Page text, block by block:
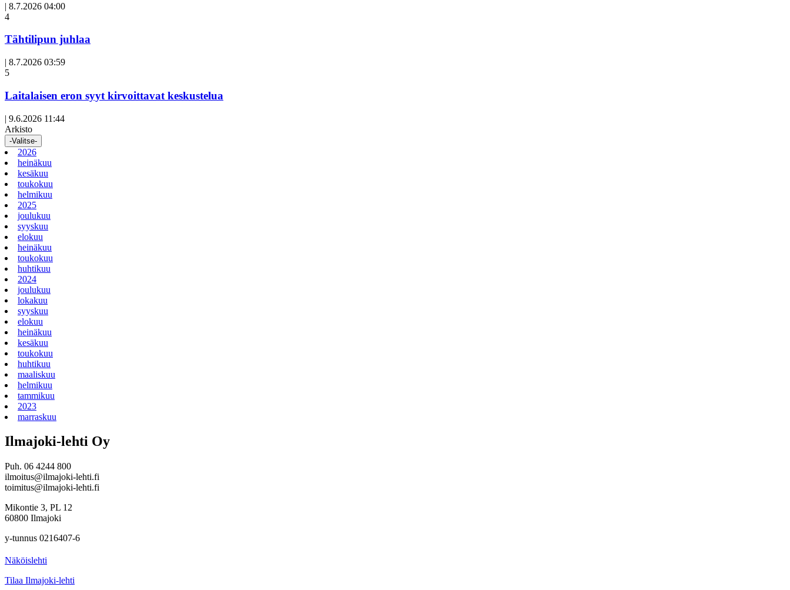
| 8.7.2026 04:00
Avoin
4
Tähtilipun juhlaa
| 8.7.2026 03:59
Avoin
5
Laitalaisen eron syyt kirvoittavat keskustelua
| 9.6.2026 11:44
Arkisto
-Valitse-
2026
heinäkuu
kesäkuu
toukokuu
helmikuu
2025
joulukuu
syyskuu
elokuu
heinäkuu
toukokuu
huhtikuu
2024
joulukuu
lokakuu
syyskuu
elokuu
heinäkuu
kesäkuu
toukokuu
huhtikuu
maaliskuu
helmikuu
tammikuu
2023
marraskuu
Ilmajoki-lehti Oy
Puh. 06 4244 800
ilmoitus@ilmajoki-lehti.fi
toimitus@ilmajoki-lehti.fi
Mikontie 3, PL 12
60800 Ilmajoki
y-tunnus 0216407-6
Näköislehti
Tilaa Ilmajoki-lehti